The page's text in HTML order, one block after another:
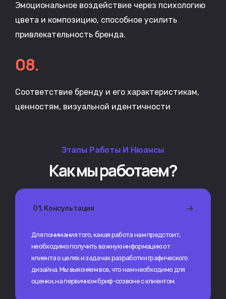
Эмоциональное воздействие через психологию
цвета и композицию, способное усилить
привлекательность бренда.
08.
Соответствие бренду и его характеристикам,
ценностям, визуальной идентичности
Этапы Работы И Нюансы
Как мы работаем?
01. Консультация
Для понимания того, какая работа нам предстоит,
необходимо получить важную информацию от
клиента о целях и задачах разработки графического
дизайна. Мы выясняем все, что нам необходимо для
оценки, на первичном бриф-созвоне с клиентом.